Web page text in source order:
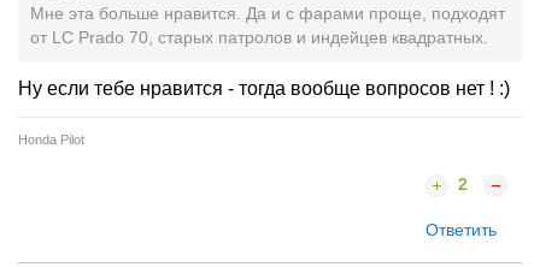
Мне эта больше нравится. Да и с фарами проще, подходят
от LC Prado 70, старых патролов и индейцев квадратных.
Ну если тебе нравится - тогда вообще вопросов нет ! :)
Honda Pilot
2
Ответить